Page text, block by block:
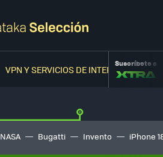
VPN Y SERVICIOS DE INTERNETSuscríbete a
NASA Bugatti Invento iPhone